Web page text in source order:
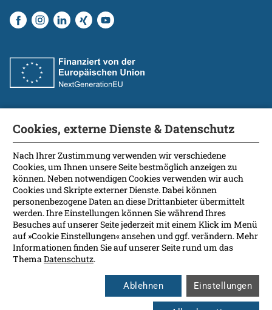
Fakultät
International Patients
Kontakt
Presse
Soziale Medien
Barrierefreiheit
Datenschutz
Impressum
Cookies, externe Dienste & Datenschutz
Nach Ihrer Zustimmung verwenden wir verschiedene
Cookies, um Ihnen unsere Seite bestmöglich anzeigen zu
können. Neben notwendigen Cookies verwenden wir auch
Cookies und Skripte externer Dienste. Dabei können
personenbezogene Daten an diese Drittanbieter übermittelt
werden. Ihre Einstellungen können Sie während Ihres
Besuches auf unserer Seite jederzeit mit einem Klick im Menü
auf »Cookie Einstellungen« ansehen und ggf. verändern. Mehr
Informationen finden Sie auf unserer Seite rund um das
ThemaDatenschutz.
Ablehnen Einstellungen